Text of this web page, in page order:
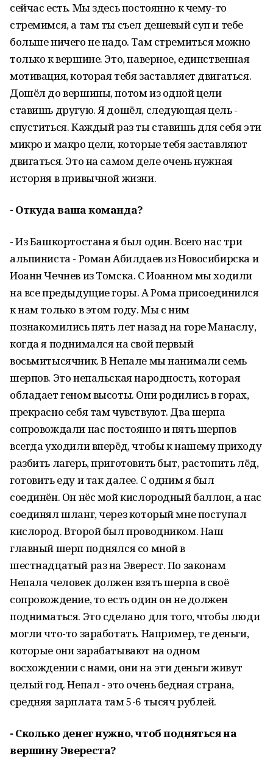
сейчас есть. Мы здесь постоянно к чему-то
стремимся, а там ты съел дешевый суп и тебе
больше ничего не надо. Там стремиться можно
только к вершине. Это, наверное, единственная
мотивация, которая тебя заставляет двигаться.
Дошёл до вершины, потом из одной цели
ставишь другую. Я дошёл, следующая цель -
спуститься. Каждый раз ты ставишь для себя эти
микро и макро цели, которые тебя заставляют
двигаться. Это на самом деле очень нужная
история в привычной жизни.
- Откуда ваша команда?
- Из Башкортостана я был один. Всего нас три
альпиниста - Роман Абилдаев из Новосибирска и
Иоанн Чечнев из Томска. С Иоанном мы ходили
на все предыдущие горы. А Рома присоединился
к нам только в этом году. Мы с ним
познакомились пять лет назад на горе Манаслу,
когда я поднимался на свой первый
восьмитысячник. В Непале мы нанимали семь
шерпов. Это непальская народность, которая
обладает геном высоты. Они родились в горах,
прекрасно себя там чувствуют. Два шерпа
сопровождали нас постоянно и пять шерпов
всегда уходили вперёд, чтобы к нашему приходу
разбить лагерь, приготовить быт, растопить лёд,
готовить еду и так далее. С одним я был
соединён. Он нёс мой кислородный баллон, а нас
соединял шланг, через который мне поступал
кислород. Второй был проводником. Наш
главный шерп поднялся со мной в
шестнадцатый раз на Эверест. По законам
Непала человек должен взять шерпа в своё
сопровождение, то есть один он не должен
подниматься. Это сделано для того, чтобы люди
могли что-то заработать. Например, те деньги,
которые они зарабатывают на одном
восхождении с нами, они на эти деньги живут
целый год. Непал - это очень бедная страна,
средняя зарплата там 5-6 тысяч рублей.
- Сколько денег нужно, чтоб подняться на
вершину Эвереста?